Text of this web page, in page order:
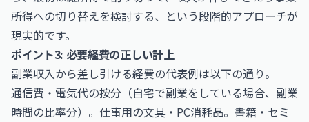
所得への切り替えを検討する、という段階的アプローチが
現実的です。
ポイント3: 必要経費の正しい計上
副業収入から差し引ける経費の代表例は以下の通り。
通信費・電気代の按分（自宅で副業をしている場合、副業
時間の比率分）。仕事用の文具・PC消耗品。書籍・セミ